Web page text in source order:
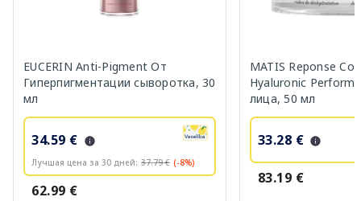
EUCERIN Anti-Pigment От
Гиперпигментации сыворотка, 30
мл
34.59 €
Лучшая цена за 30 дней: 37.79 € (-8%)
62.99 €
MATIS Reponse
Hyaluronic
лица, 50 мл
33.28 €
83.19 €